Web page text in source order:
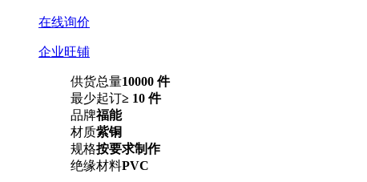
在线询价
企业旺铺
供货总量10000 件
最少起订≥ 10 件
品牌福能
材质紫铜
规格按要求制作
绝缘材料PVC